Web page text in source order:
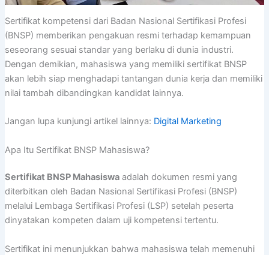
Sertifikat kompetensi dari Badan Nasional Sertifikasi Profesi
(BNSP) memberikan pengakuan resmi terhadap kemampuan
seseorang sesuai standar yang berlaku di dunia industri.
Dengan demikian, mahasiswa yang memiliki sertifikat BNSP
akan lebih siap menghadapi tantangan dunia kerja dan memiliki
nilai tambah dibandingkan kandidat lainnya.
Jangan lupa kunjungi artikel lainnya: Digital Marketing
Apa Itu Sertifikat BNSP Mahasiswa?
Sertifikat BNSP Mahasiswaadalah dokumen resmi yang
diterbitkan oleh Badan Nasional Sertifikasi Profesi (BNSP)
melalui Lembaga Sertifikasi Profesi (LSP) setelah peserta
dinyatakan kompeten dalam uji kompetensi tertentu.
Sertifikat ini menunjukkan bahwa mahasiswa telah memenuhi